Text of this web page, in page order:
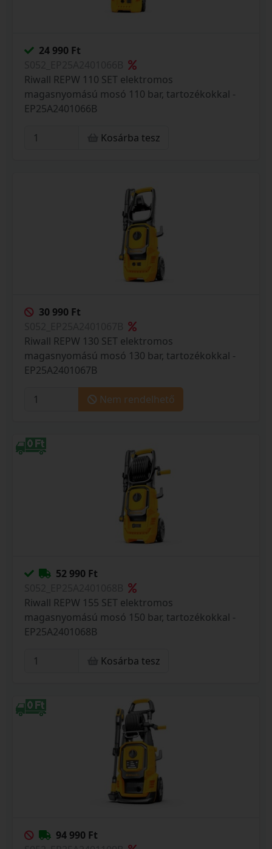
24 990 Ft
Riwall REPW 110 SET elektromos
magasnyomású mosó 110 bar, tartozékokkal -
EP25A2401066B
Kosárba tesz
30 990 Ft
Riwall REPW 130 SET elektromos
magasnyomású mosó 130 bar, tartozékokkal -
EP25A2401067B
Nem rendelhető
52 990 Ft
Riwall REPW 155 SET elektromos
magasnyomású mosó 150 bar, tartozékokkal -
EP25A2401068B
Kosárba tesz
94 990 Ft